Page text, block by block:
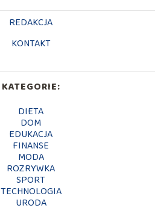
REDAKCJA
KONTAKT
KATEGORIE:
DIETA
DOM
EDUKACJA
FINANSE
MODA
ROZRYWKA
SPORT
TECHNOLOGIA
URODA